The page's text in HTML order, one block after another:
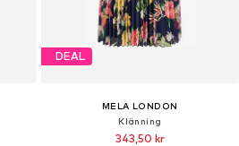
DEAL
MELA LONDON
Klänning
343,50 kr